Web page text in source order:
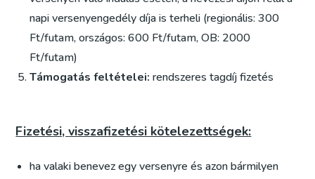
napi versenyengedély díja is terheli (regionális: 300
Ft/futam, országos: 600 Ft/futam, OB: 2000
Ft/futam)
Támogatás feltételei: rendszeres tagdíj fizetés
Fizetési, visszafizetési kötelezettségek:
ha valaki benevez egy versenyre és azon bármilyen